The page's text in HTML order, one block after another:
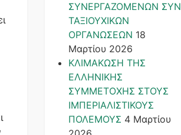
ΣΥΝΕΡΓΑΖΟΜΕΝΩΝ ΣΥΝ
ΤΑΞΙΟΥΧΙΚΩΝ
ΟΡΓΑΝΩΣΕΩΝ 18
Μαρτίου 2026
ΚΛΙΜΑΚΩΣΗ ΤΗΣ
ΕΛΛΗΝΙΚΗΣ
ΣΥΜΜΕΤΟΧΗΣ ΣΤΟΥΣ
ΙΜΠΕΡΙΑΛΙΣΤΙΚΟΥΣ
ΠΟΛΕΜΟΥΣ 4 Μαρτίου